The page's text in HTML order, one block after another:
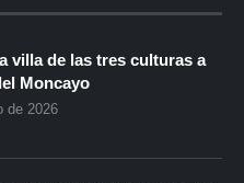
villa de las tres culturas a
Moncayo
de 2026